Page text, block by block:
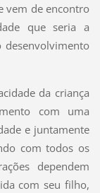
vem de encontro
que seria a
da criança
com uma
e juntamente
com todos os
dependem
com seu filho,